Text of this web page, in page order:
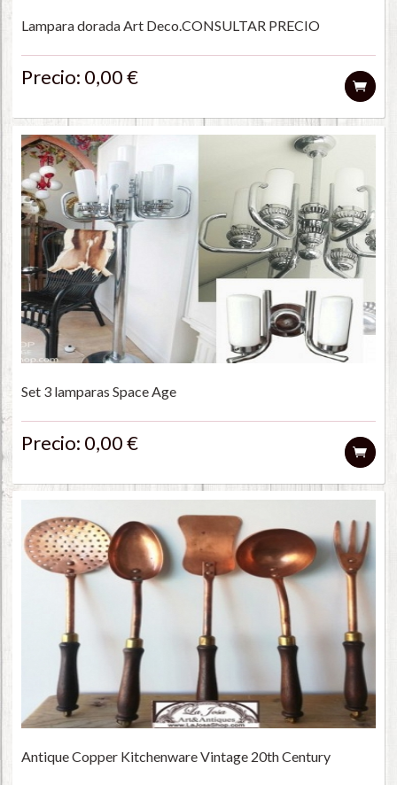
Lampara dorada Art Deco.CONSULTAR PRECIO
Precio: 0,00 €
Set 3 lamparas Space Age
Precio: 0,00 €
Antique Copper Kitchenware Vintage 20th Century